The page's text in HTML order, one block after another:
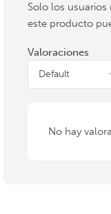
Valoraciones
No hay
Solo los
este producto